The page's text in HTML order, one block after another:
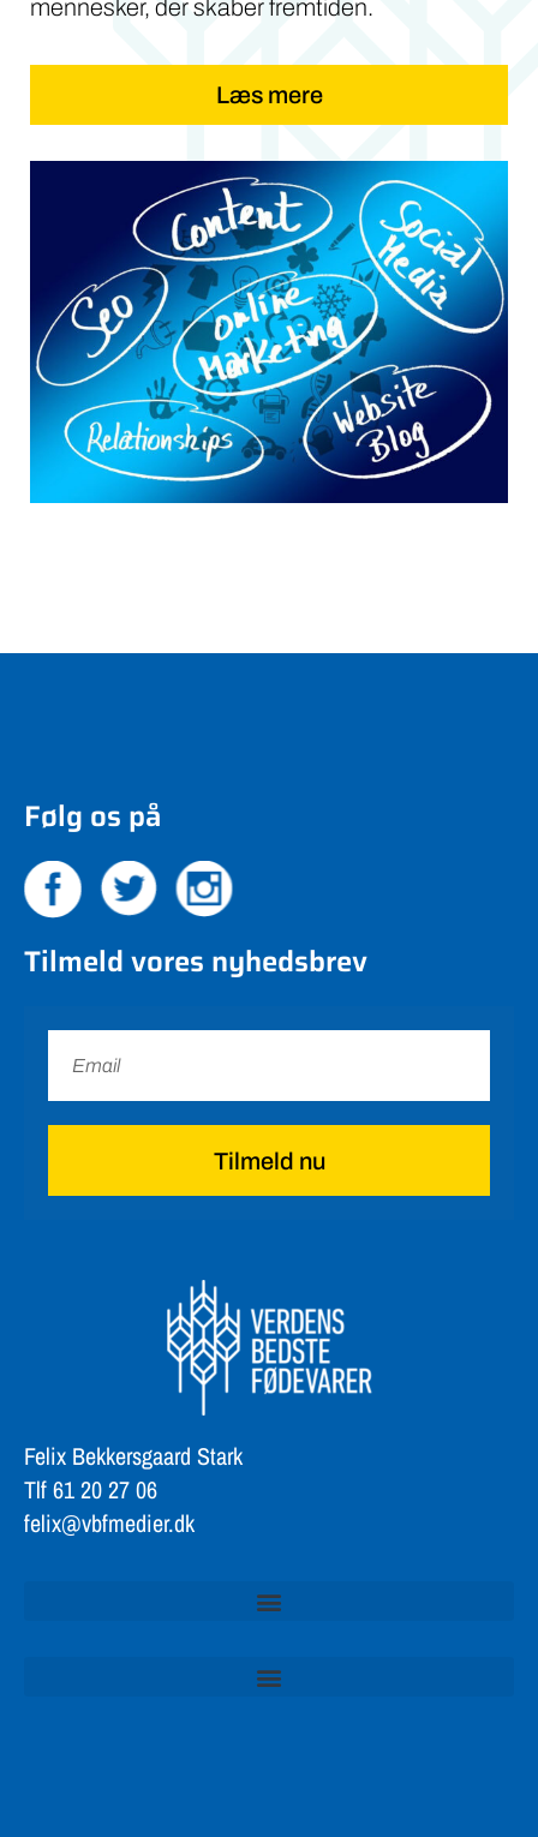
mennesker, der skaber fremtiden.
Læs mere
Følg os på
Tilmeld vores nyhedsbrev
Tilmeld nu
Felix Bekkersgaard Stark
Tlf 61 20 27 06
felix@vbfmedier.dk